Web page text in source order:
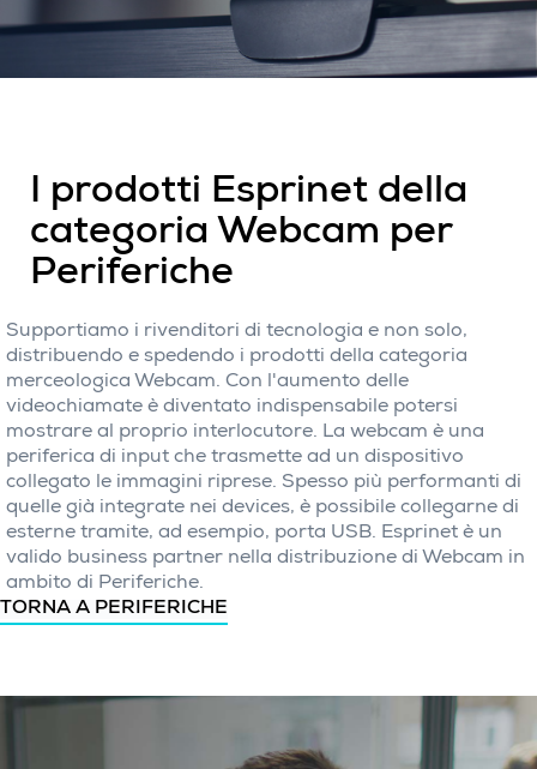
I prodotti Esprinet della
categoria Webcam per
Periferiche
Supportiamo i rivenditori di tecnologia e non solo,
distribuendo e spedendo i prodotti della categoria
merceologica Webcam. Con l'aumento delle
videochiamate è diventato indispensabile potersi
mostrare al proprio interlocutore. La webcam è una
periferica di input che trasmette ad un dispositivo
collegato le immagini riprese. Spesso più performanti di
quelle già integrate nei devices, è possibile collegarne di
esterne tramite, ad esempio, porta USB. Esprinet è un
valido business partner nella distribuzione di Webcam in
ambito di Periferiche.
TORNA A PERIFERICHE